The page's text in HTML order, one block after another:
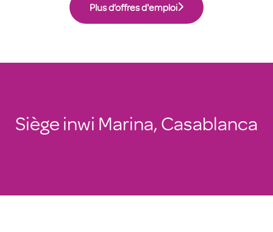
Plus d’offres d'emploi
Siège inwi Marina, Casablanca